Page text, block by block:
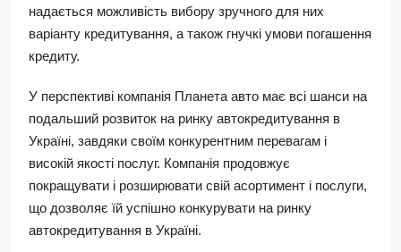
надається можливість вибору зручного для них
варіанту кредитування, а також гнучкі умови погашення
кредиту.
У перспективі компанія Планета авто має всі шанси на
подальший розвиток на ринку автокредитування в
Україні, завдяки своїм конкурентним перевагам і
високій якості послуг. Компанія продовжує
покращувати і розширювати свій асортимент і послуги,
що дозволяє їй успішно конкурувати на ринку
автокредитування в Україні.